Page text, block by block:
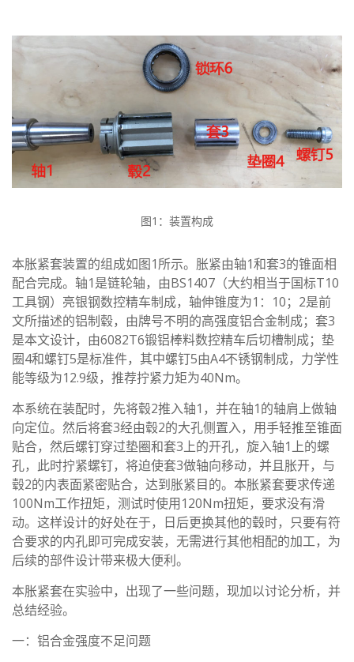
图1：装置构成
本胀紧套装置的组成如图1所示。胀紧由轴1和套3的锥面相
配合完成。轴1是链轮轴，由BS1407（大约相当于国标T10
工具钢）亮银钢数控精车制成，轴伸锥度为1：10；2是前
文所描述的铝制毂，由牌号不明的高强度铝合金制成；套3
是本文设计，由6082T6锻铝棒料数控精车后切槽制成；垫
圈4和螺钉5是标准件，其中螺钉5由A4不锈钢制成，力学性
能等级为12.9级，推荐拧紧力矩为40Nm。
本系统在装配时，先将毂2推入轴1，并在轴1的轴肩上做轴
向定位。然后将套3经由毂2的大孔侧置入，用手轻推至锥面
贴合，然后螺钉穿过垫圈和套3上的开孔，旋入轴1上的螺
孔，此时拧紧螺钉，将迫使套3做轴向移动，并且胀开，与
毂2的内表面紧密贴合，达到胀紧目的。本胀紧套要求传递
100Nm工作扭矩，测试时使用120Nm扭矩，要求没有滑
动。这样设计的好处在于，日后更换其他的毂时，只要有符
合要求的内孔即可完成安装，无需进行其他相配的加工，为
后续的部件设计带来极大便利。
本胀紧套在实验中，出现了一些问题，现加以讨论分析，并
总结经验。
一：铝合金强度不足问题